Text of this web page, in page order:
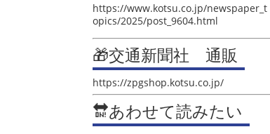
https://www.kotsu.co.jp/newspaper_t
opics/2025/post_9604.html
🎁交通新聞社 通販
https://zpgshop.kotsu.co.jp/
🔛あわせて読みたい